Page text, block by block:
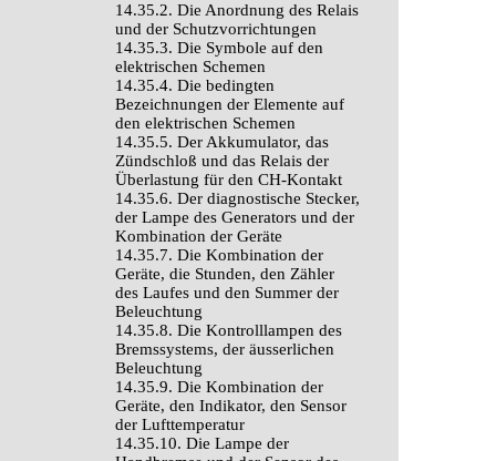
14.35.2. Die Anordnung des Relais
und der Schutzvorrichtungen
14.35.3. Die Symbole auf den
elektrischen Schemen
14.35.4. Die bedingten
Bezeichnungen der Elemente auf
den elektrischen Schemen
14.35.5. Der Akkumulator, das
Zündschloß und das Relais der
Überlastung für den CH-Kontakt
14.35.6. Der diagnostische Stecker,
der Lampe des Generators und der
Kombination der Geräte
14.35.7. Die Kombination der
Geräte, die Stunden, den Zähler
des Laufes und den Summer der
Beleuchtung
14.35.8. Die Kontrolllampen des
Bremssystems, der äusserlichen
Beleuchtung
14.35.9. Die Kombination der
Geräte, den Indikator, den Sensor
der Lufttemperatur
14.35.10. Die Lampe der